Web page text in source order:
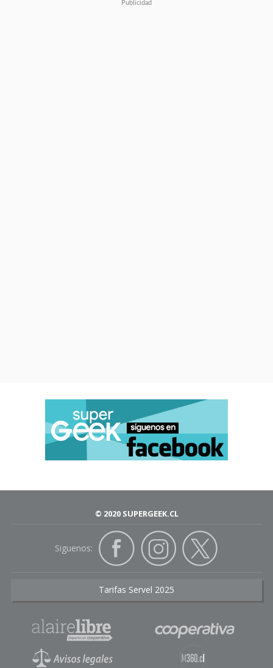
© 2020 SUPERGEEK.CL
Siguenos:
Tarifas Servel 2025